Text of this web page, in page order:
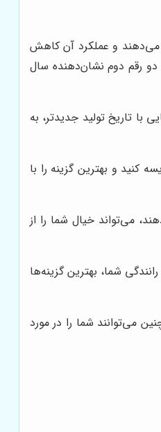
از دست می‌دهند و عملکرد آن کاهش
دو رقم دوم نشان‌دهنده سال
بیستم سال 2023 تولید شده است. خرید لاستیک‌هایی با تاریخ تولید جدیدتر، به
و بهترین گزینه را با
می‌تواند خیال شما را از
شما، بهترین گزینه‌ها
می‌توانند شما را در مورد